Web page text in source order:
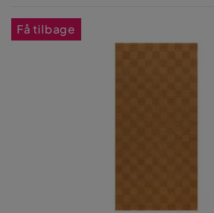
Få tilbage